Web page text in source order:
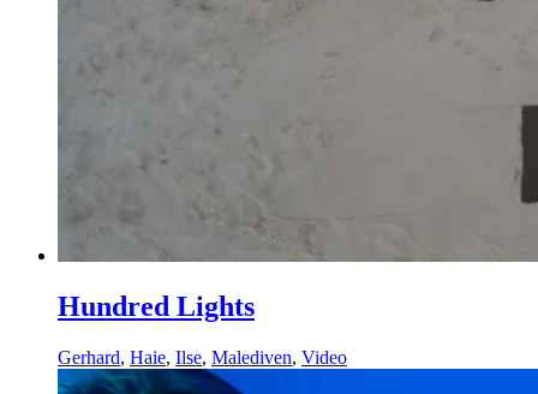
Hundred Lights
Gerhard, Haie, Ilse, Malediven, Video